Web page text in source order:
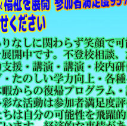
ンセリング,LEAP,学力
イディア,教育をたのし
さを沖縄から世界へ,設
力向上,たのしい学力,自